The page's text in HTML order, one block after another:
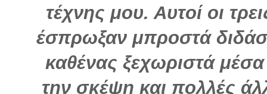
τέχνης μου. Αυτοί οι
έσπρωξαν μπροστά
καθένας ξεχωριστά
την σκέψη και πολλές